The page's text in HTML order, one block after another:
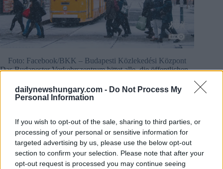
dailynewshungary.com - Do Not Process My
Personal Information
If you wish to opt-out of the sale, sharing to third parties, or
processing of your personal or sensitive information for
targeted advertising by us, please use the below opt-out
section to confirm your selection. Please note that after your
opt-out request is processed you may continue seeing
Foto: Facebook/BKK – Budapesti Közlekedési Központ
Das Budapester Verkehrszentrum bittet alle, die öffentlichen
Die Behörden fordern die Einwohner auf, deutlich längere
Die Katastrophenschutzbehörde hat betont, dass nur
Fahrzeuge benutzt werden sollten, die für winterliche
Bedingungen vorbereitet sind. Sie rät Autofahrern, vorsichtig
zu fahren, sich auf schlechte Sicht und Straßenverhältnisse
einzustellen und die Tanks voll zu halten.